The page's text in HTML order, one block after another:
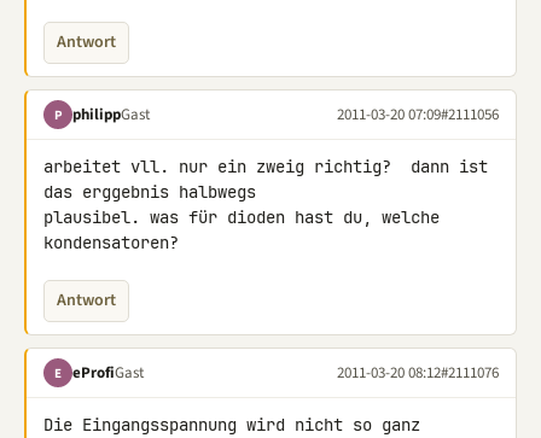
Antwort
P philippGast 2011-03-20 07:09#2111056
arbeitet vll. nur ein zweig richtig?  dann ist
das erggebnis halbwegs
plausibel. was für dioden hast du, welche
kondensatoren?
Antwort
E eProfiGast 2011-03-20 08:12#2111076
Die Eingangsspannung wird nicht so ganz